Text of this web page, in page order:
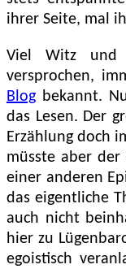
ihrer Seite, mal
Viel Witz und
versprochen,
Blog bekannt.
das Lesen. Der
Erzählung doch
müsste aber der
einer anderen
das eigentliche
auch nicht
hier zu
egoistisch